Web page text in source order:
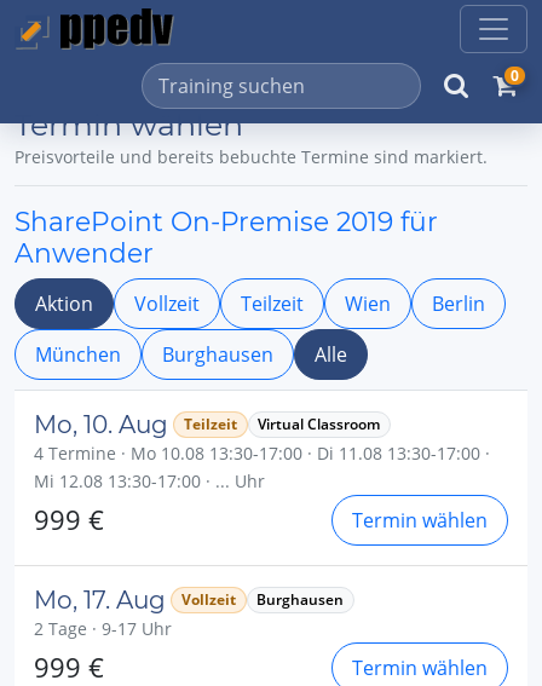
0
Termin wählen
Preisvorteile und bereits bebuchte Termine sind markiert.
SharePoint On-Premise 2019 für
Anwender
Aktion Vollzeit Teilzeit Wien
Berlin
München
Burghausen Alle
Mo, 10. Aug Teilzeit Virtual Classroom
4 Termine · Mo 10.08 13:30-17:00 · Di 11.08 13:30-17:00 ·
Mi 12.08 13:30-17:00 · ... Uhr
999 € Termin wählen
Mo, 17. Aug Vollzeit Burghausen
2 Tage · 9-17 Uhr
999 € Termin wählen